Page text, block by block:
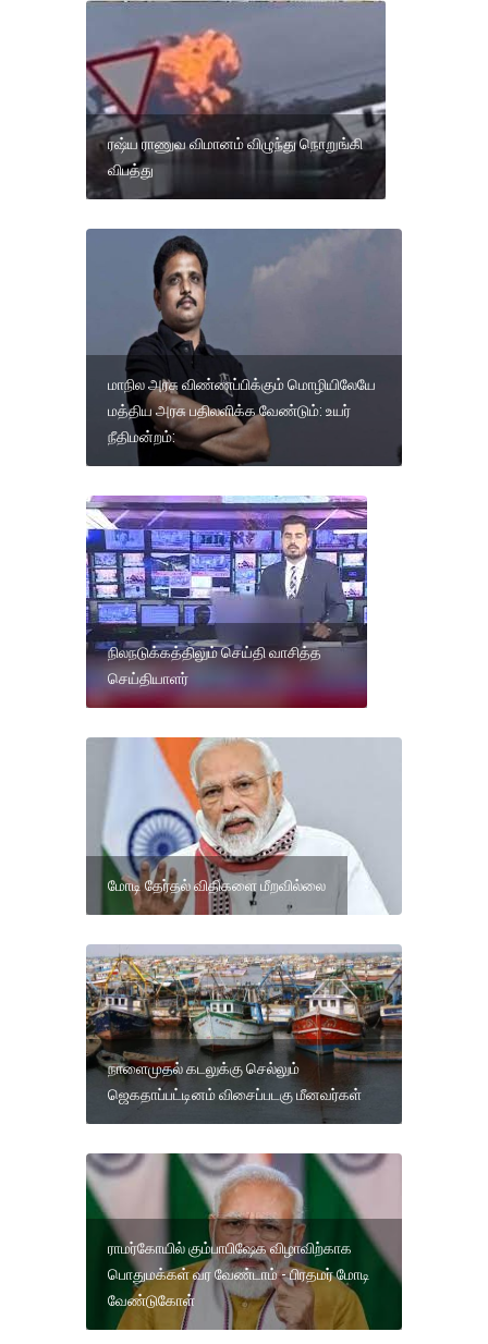
ரஷ்ய ராணுவ விமானம் விழுந்து நொறுங்கி
விபத்து
மாநில அரசு விண்ணப்பிக்கும் மொழியிலேயே
மத்திய அரசு பதிலளிக்க வேண்டும்: உயர்
நீதிமன்றம்:
நிலநடுக்கத்திலும் செய்தி வாசித்த
செய்தியாளர்
மோடி தேர்தல் விதிகளை மீறவில்லை
நாளைமுதல் கடலுக்கு செல்லும்
ஜெகதாப்பட்டினம் விசைப்படகு மீனவர்கள்
ராமர்கோயில் கும்பாபிஷேக விழாவிற்காக
பொதுமக்கள் வர வேண்டாம் - பிரதமர் மோடி
வேண்டுகோள்